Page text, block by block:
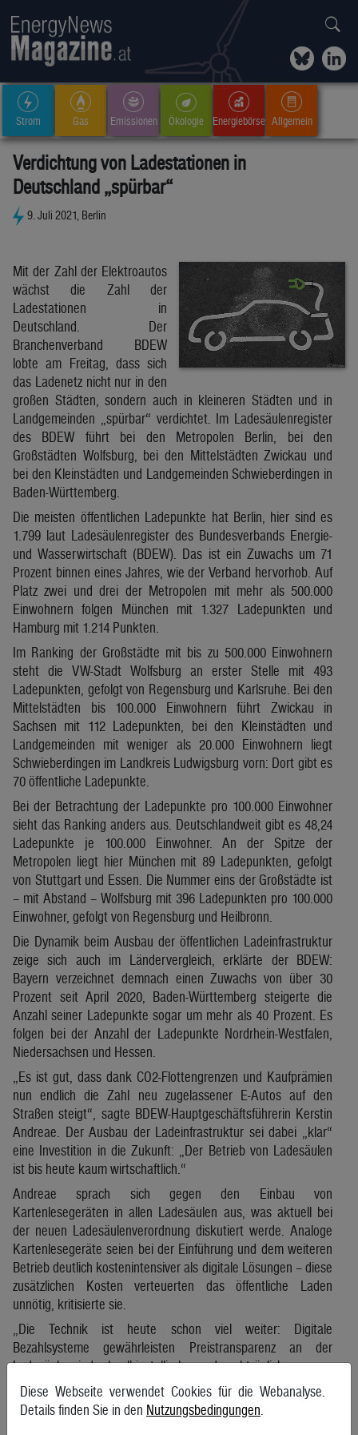
Strom Gas Emissionen Ökologie Energiebörse Allgemein
Verdichtung von Ladestationen in
Deutschland „spürbar“
9. Juli 2021, Berlin
Mit der Zahl der Elektroautos
wächst die Zahl der
Ladestationen in
Deutschland. Der
Branchenverband BDEW
lobte am Freitag, dass sich
das Ladenetz nicht nur in den
großen Städten, sondern auch in kleineren Städten und in
Landgemeinden „spürbar“ verdichtet. Im Ladesäulenregister
des BDEW führt bei den Metropolen Berlin, bei den
Großstädten Wolfsburg, bei den Mittelstädten Zwickau und
bei den Kleinstädten und Landgemeinden Schwieberdingen in
Baden-Württemberg.
Die meisten öffentlichen Ladepunkte hat Berlin, hier sind es
1.799 laut Ladesäulenregister des Bundesverbands Energie-
und Wasserwirtschaft (BDEW). Das ist ein Zuwachs um 71
Prozent binnen eines Jahres, wie der Verband hervorhob. Auf
Platz zwei und drei der Metropolen mit mehr als 500.000
Einwohnern folgen München mit 1.327 Ladepunkten und
Hamburg mit 1.214 Punkten.
Im Ranking der Großstädte mit bis zu 500.000 Einwohnern
steht die VW-Stadt Wolfsburg an erster Stelle mit 493
Ladepunkten, gefolgt von Regensburg und Karlsruhe. Bei den
Mittelstädten bis 100.000 Einwohnern führt Zwickau in
Sachsen mit 112 Ladepunkten, bei den Kleinstädten und
Landgemeinden mit weniger als 20.000 Einwohnern liegt
Schwieberdingen im Landkreis Ludwigsburg vorn: Dort gibt es
70 öffentliche Ladepunkte.
Bei der Betrachtung der Ladepunkte pro 100.000 Einwohner
sieht das Ranking anders aus. Deutschlandweit gibt es 48,24
Ladepunkte je 100.000 Einwohner. An der Spitze der
Metropolen liegt hier München mit 89 Ladepunkten, gefolgt
von Stuttgart und Essen. Die Nummer eins der Großstädte ist
– mit Abstand – Wolfsburg mit 396 Ladepunkten pro 100.000
Einwohner, gefolgt von Regensburg und Heilbronn.
Die Dynamik beim Ausbau der öffentlichen Ladeinfrastruktur
zeige sich auch im Ländervergleich, erklärte der BDEW:
Bayern verzeichnet demnach einen Zuwachs von über 30
Prozent seit April 2020, Baden-Württemberg steigerte die
Anzahl seiner Ladepunkte sogar um mehr als 40 Prozent. Es
folgen bei der Anzahl der Ladepunkte Nordrhein-Westfalen,
Niedersachsen und Hessen.
„Es ist gut, dass dank CO2-Flottengrenzen und Kaufprämien
nun endlich die Zahl neu zugelassener E-Autos auf den
Straßen steigt“, sagte BDEW-Hauptgeschäftsführerin Kerstin
Andreae. Der Ausbau der Ladeinfrastruktur sei dabei „klar“
eine Investition in die Zukunft: „Der Betrieb von Ladesäulen
ist bis heute kaum wirtschaftlich.“
Andreae sprach sich gegen den Einbau von
Kartenlesegeräten in allen Ladesäulen aus, was aktuell bei
der neuen Ladesäulenverordnung diskutiert werde. Analoge
Kartenlesegeräte seien bei der Einführung und dem weiteren
Betrieb deutlich kostenintensiver als digitale Lösungen – diese
zusätzlichen Kosten verteuerten das öffentliche Laden
unnötig, kritisierte sie.
„Die Technik ist heute schon viel weiter: Digitale
Bezahlsysteme gewährleisten Preistransparenz an der
Ladesäule, sind schnell installierbar und nachträglich um neue
Dienstleistungen erweiterbar“, erklärte Andreae. „Und sie
sind europäisch anschlussfähig.“
Diese Webseite verwendet Cookies für die Webanalyse.
Details finden Sie in den Nutzungsbedingungen